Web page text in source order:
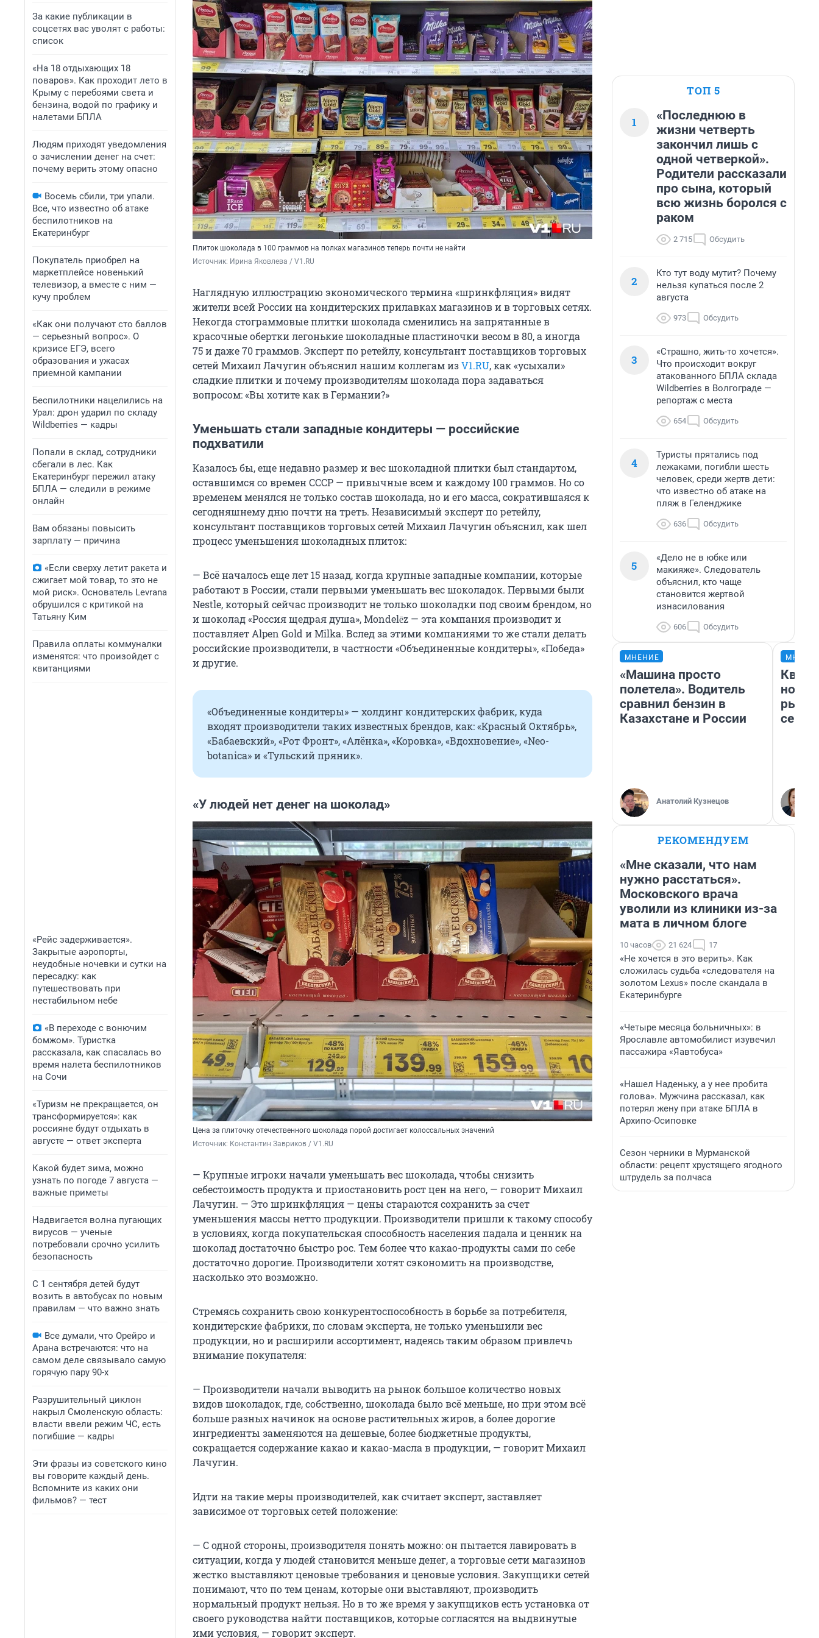
За какие публикации в
соцсетях вас уволят с работы:
список
«На 18 отдыхающих 18
поваров». Как проходит лето в
Крыму с перебоями света и
бензина, водой по графику и
налетами БПЛА
Людям приходят уведомления
о зачислении денег на счет:
почему верить этому опасно
Восемь сбили, три упали.
Все, что известно об атаке
беспилотников на
Екатеринбург
Покупатель приобрел на
маркетплейсе новенький
телевизор, а вместе с ним —
кучу проблем
«Как они получают сто баллов
— серьезный вопрос». О
кризисе ЕГЭ, всего
образования и ужасах
приемной кампании
Беспилотники нацелились на
Урал: дрон ударил по складу
Wildberries — кадры
Попали в склад, сотрудники
сбегали в лес. Как
Екатеринбург пережил атаку
БПЛА — следили в режиме
онлайн
Вам обязаны повысить
зарплату — причина
«Если сверху летит ракета и
сжигает мой товар, то это не
мой риск». Основатель Levrana
обрушился с критикой на
Татьяну Ким
Правила оплаты коммуналки
изменятся: что произойдет с
квитанциями
«Рейс задерживается».
Закрытые аэропорты,
неудобные ночевки и сутки на
пересадку: как
путешествовать при
нестабильном небе
«В переходе с вонючим
бомжом». Туристка
рассказала, как спасалась во
время налета беспилотников
на Сочи
«Туризм не прекращается, он
трансформируется»: как
россияне будут отдыхать в
августе — ответ эксперта
Какой будет зима, можно
узнать по погоде 7 августа —
важные приметы
Надвигается волна пугающих
вирусов — ученые
потребовали срочно усилить
безопасность
С 1 сентября детей будут
возить в автобусах по новым
правилам — что важно знать
Все думали, что Орейро и
Арана встречаются: что на
самом деле связывало самую
горячую пару 90-х
Разрушительный циклон
накрыл Смоленскую область:
власти ввели режим ЧС, есть
погибшие — кадры
Эти фразы из советского кино
вы говорите каждый день.
Вспомните из каких они
фильмов? — тест
Плиток шоколада в 100 граммов на полках магазинов теперь почти не найти
Источник: Ирина Яковлева / V1.RU
Наглядную иллюстрацию экономического термина «шринкфляция» видят
жители всей России на кондитерских прилавках магазинов и в торговых сетях.
Некогда стограммовые плитки шоколада сменились на запрятанные в
красочные обертки легонькие шоколадные пластиночки весом в 80, а иногда
75 и даже 70 граммов. Эксперт по ретейлу, консультант поставщиков торговых
сетей Михаил Лачугин объяснил нашим коллегам изV1.RU, как «усыхали»
сладкие плитки и почему производителям шоколада пора задаваться
вопросом: «Вы хотите как в Германии?»
Уменьшать стали западные кондитеры — российские
подхватили
Казалось бы, еще недавно размер и вес шоколадной плитки был стандартом,
оставшимся со времен СССР — привычные всем и каждому 100 граммов. Но со
временем менялся не только состав шоколада, но и его масса, сократившаяся к
сегодняшнему дню почти на треть. Независимый эксперт по ретейлу,
консультант поставщиков торговых сетей Михаил Лачугин объяснил, как шел
процесс уменьшения шоколадных плиток:
— Всё началось еще лет 15 назад, когда крупные западные компании, которые
работают в России, стали первыми уменьшать вес шоколадок. Первыми были
Nestle, который сейчас производит не только шоколадки под своим брендом, но
и шоколад «Россия щедрая душа», Mondelēz — эта компания производит и
поставляет Alpen Gold и Milka. Вслед за этими компаниями то же стали делать
российские производители, в частности «Объединенные кондитеры», «Победа»
и другие.
«Объединенные кондитеры» — холдинг кондитерских фабрик, куда
входят производители таких известных брендов, как: «Красный Октябрь»,
«Бабаевский», «Рот Фронт», «Алёнка», «Коровка», «Вдохновение», «Neo-
botanica» и «Тульский пряник».
«У людей нет денег на шоколад»
Цена за плиточку отечественного шоколада порой достигает колоссальных значений
Источник: Константин Завриков / V1.RU
— Крупные игроки начали уменьшать вес шоколада, чтобы снизить
себестоимость продукта и приостановить рост цен на него, — говорит Михаил
Лачугин. — Это шринкфляция — цены стараются сохранить за счет
уменьшения массы нетто продукции. Производители пришли к такому способу
в условиях, когда покупательская способность населения падала и ценник на
шоколад достаточно быстро рос. Тем более что какао-продукты сами по себе
достаточно дорогие. Производители хотят сэкономить на производстве,
насколько это возможно.
Стремясь сохранить свою конкурентоспособность в борьбе за потребителя,
кондитерские фабрики, по словам эксперта, не только уменьшили вес
продукции, но и расширили ассортимент, надеясь таким образом привлечь
внимание покупателя:
— Производители начали выводить на рынок большое количество новых
видов шоколадок, где, собственно, шоколада было всё меньше, но при этом всё
больше разных начинок на основе растительных жиров, а более дорогие
ингредиенты заменяются на дешевые, более бюджетные продукты,
сокращается содержание какао и какао-масла в продукции, — говорит Михаил
Лачугин.
Идти на такие меры производителей, как считает эксперт, заставляет
зависимое от торговых сетей положение:
— С одной стороны, производителя понять можно: он пытается лавировать в
ситуации, когда у людей становится меньше денег, а торговые сети магазинов
жестко выставляют ценовые требования и ценовые условия. Закупщики сетей
понимают, что по тем ценам, которые они выставляют, производить
нормальный продукт нельзя. Но в то же время у закупщиков есть установка от
своего руководства найти поставщиков, которые согласятся на выдвинутые
ими условия, — говорит эксперт.
ТОП 5
1
«Последнюю в
жизни четверть
закончил лишь с
одной четверкой».
Родители рассказали
про сына, который
всю жизнь боролся с
раком
2 715 Обсудить
2
Кто тут воду мутит? Почему
нельзя купаться после 2
августа
973 Обсудить
3
«Страшно, жить-то хочется».
Что происходит вокруг
атакованного БПЛА склада
Wildberries в Волгограде —
репортаж с места
654 Обсудить
4
Туристы прятались под
лежаками, погибли шесть
человек, среди жертв дети:
что известно об атаке на
пляж в Геленджике
636 Обсудить
5
«Дело не в юбке или
макияже». Следователь
объяснил, кто чаще
становится жертвой
изнасилования
606 Обсудить
МНЕНИЕ
«Машина просто
полетела». Водитель
сравнил бензин в
Казахстане и России
Анатолий Кузнецов
но
РЕКОМЕНДУЕМ
«Мне сказали, что нам
нужно расстаться».
Московского врача
уволили из клиники из-за
мата в личном блоге
10 часов 21 624 17
«Не хочется в это верить». Как
сложилась судьба «следователя на
золотом Lexus» после скандала в
Екатеринбурге
«Четыре месяца больничных»: в
Ярославле автомобилист изувечил
пассажира «Яавтобуса»
«Нашел Наденьку, а у нее пробита
голова». Мужчина рассказал, как
потерял жену при атаке БПЛА в
Архипо-Осиповке
Сезон черники в Мурманской
области: рецепт хрустящего ягодного
штрудель за полчаса